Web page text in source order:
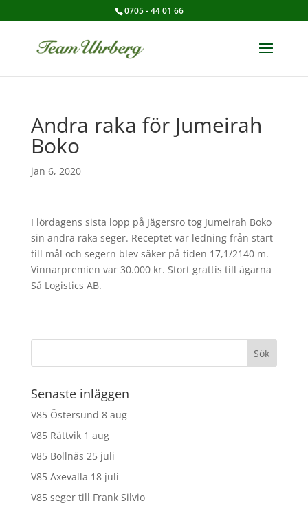
0705 - 44 01 66
Andra raka för Jumeirah
Boko
jan 6, 2020
I lördagens sista lopp på Jägersro tog Jumeirah Boko
sin andra raka seger. Receptet var ledning från start
till mål och segern blev säker på tiden 17,1/2140 m.
Vinnarpremien var 30.000 kr. Stort grattis till ägarna
Så Logistics AB.
Senaste inläggen
V85 Östersund 8 aug
V85 Rättvik 1 aug
V85 Bollnäs 25 juli
V85 Axevalla 18 juli
V85 seger till Frank Silvio